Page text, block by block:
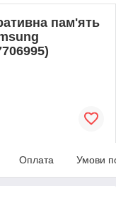
пам'ять
Оплата Умови